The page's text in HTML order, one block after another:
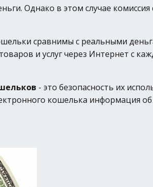
Однако в этом случае
сравнимы с реальными
и услуг через Интернет с
- это безопасность их
кошелька информация